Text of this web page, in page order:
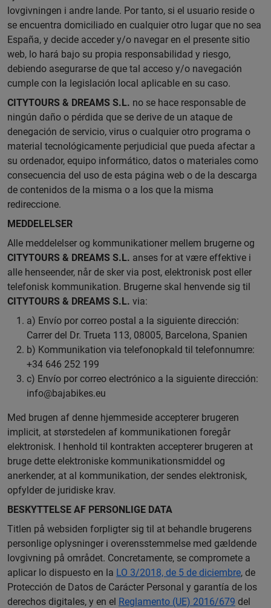
lovgivningen i andre lande. Por tanto, si el usuario reside o
se encuentra domiciliado en cualquier otro lugar que no sea
España, y decide acceder y/o navegar en el presente sitio
web, lo hará bajo su propia responsabilidad y riesgo,
debiendo asegurarse de que tal acceso y/o navegación
cumple con la legislación local aplicable en su caso.
CITYTOURS & DREAMS S.L. no se hace responsable de
ningún daño o pérdida que se derive de un ataque de
denegación de servicio, virus o cualquier otro programa o
material tecnológicamente perjudicial que pueda afectar a
su ordenador, equipo informático, datos o materiales como
consecuencia del uso de esta página web o de la descarga
de contenidos de la misma o a los que la misma
redireccione.
MEDDELELSER
Alle meddelelser og kommunikationer mellem brugerne og
CITYTOURS & DREAMS S.L. anses for at være effektive i
alle henseender, når de sker via post, elektronisk post eller
telefonisk kommunikation. Brugerne skal henvende sig til
CITYTOURS & DREAMS S.L. via:
a) Envío por correo postal a la siguiente dirección:
Carrer del Dr. Trueta 113, 08005, Barcelona, Spanien
b) Kommunikation via telefonopkald til telefonnumre:
+34 646 252 199
c) Envío por correo electrónico a la siguiente dirección:
info@bajabikes.eu
Med brugen af denne hjemmeside accepterer brugeren
implicit, at størstedelen af kommunikationen foregår
elektronisk. I henhold til kontrakten accepterer brugeren at
bruge dette elektroniske kommunikationsmiddel og
anerkender, at al kommunikation, der sendes elektronisk,
opfylder de juridiske krav.
BESKYTTELSE AF PERSONLIGE DATA
Titlen på websiden forpligter sig til at behandle brugerens
personlige oplysninger i overensstemmelse med gældende
lovgivning på området. Concretamente, se compromete a
aplicar lo dispuesto en la LO 3/2018, de 5 de diciembre, de
Protección de Datos de Carácter Personal y garantía de los
derechos digitales, y en el Reglamento (UE) 2016/679 del